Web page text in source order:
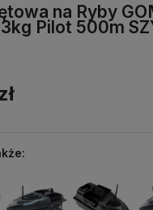
na Ryby
Pilot 500m